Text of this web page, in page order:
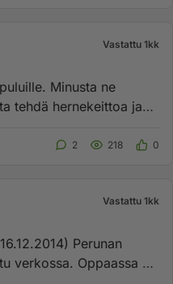
Vastattu 1kk
Minusta ne
tehdä hernekeittoa ja
2 218 0
Vastattu 1kk
Perunan
verkossa. Oppaassa on